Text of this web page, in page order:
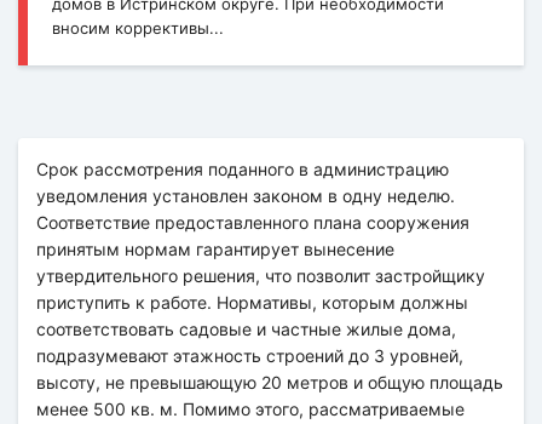
домов в Истринском округе. При необходимости
вносим коррективы...
Срок рассмотрения поданного в администрацию
уведомления установлен законом в одну неделю.
Соответствие предоставленного плана сооружения
принятым нормам гарантирует вынесение
утвердительного решения, что позволит застройщику
приступить к работе. Нормативы, которым должны
соответствовать садовые и частные жилые дома,
подразумевают этажность строений до 3 уровней,
высоту, не превышающую 20 метров и общую площадь
менее 500 кв. м. Помимо этого, рассматриваемые